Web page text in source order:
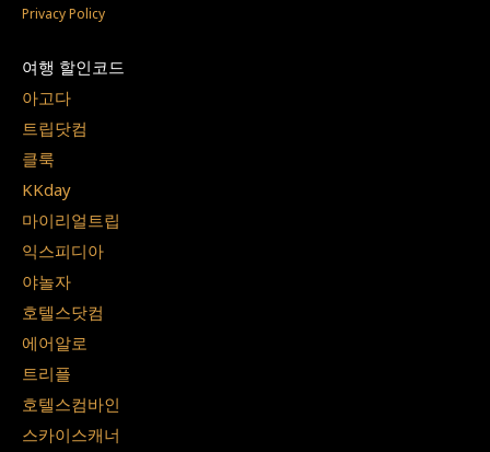
Privacy Policy
여행 할인코드
아고다
트립닷컴
클룩
KKday
마이리얼트립
익스피디아
야놀자
호텔스닷컴
에어알로
트리플
호텔스컴바인
스카이스캐너